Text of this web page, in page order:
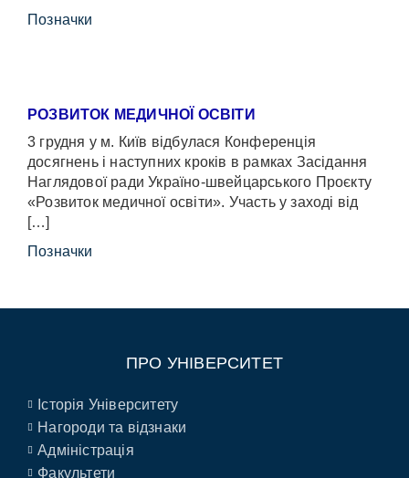
Позначки
РОЗВИТОК МЕДИЧНОЇ ОСВІТИ
3 грудня у м. Київ відбулася Конференція
досягнень і наступних кроків в рамках Засідання
Наглядової ради Україно-швейцарського Проєкту
«Розвиток медичної освіти». Участь у заході від
[…]
Позначки
ПРО УНІВЕРСИТЕТ
Історія Університету
Нагороди та відзнаки
Адміністрація
Факультети